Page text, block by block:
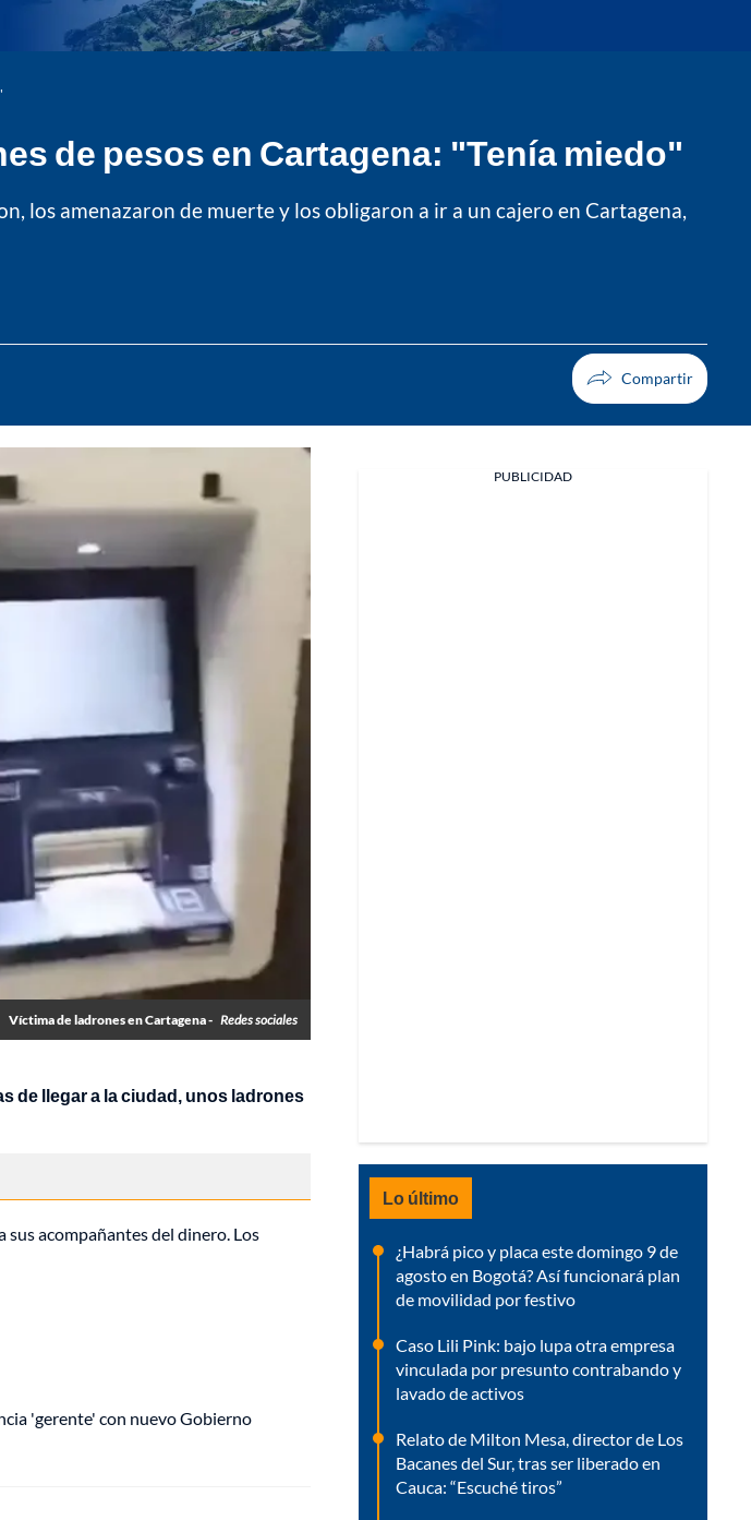
de pesos en Cartagena: "Tenía miedo"
los amenazaron de muerte y los obligaron a ir a un cajero en Cartagena,
Víctima de ladrones en Cartagena - Redes sociales
de llegar a la ciudad, unos ladrones
sus acompañantes del dinero. Los
'gerente' con nuevo Gobierno
PUBLICIDAD
Lo último
¿Habrá pico y placa este domingo 9 de
agosto en Bogotá? Así funcionará plan
de movilidad por festivo
Caso Lili Pink: bajo lupa otra empresa
vinculada por presunto contrabando y
lavado de activos
Relato de Milton Mesa, director de Los
Bacanes del Sur, tras ser liberado en
Cauca: “Escuché tiros”